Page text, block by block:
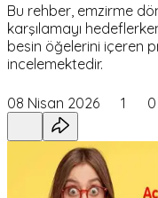
Bu rehber, emzirme
karşılamayı
besin öğelerini içeren
incelemektedir.
08 Nisan 2026 1 0